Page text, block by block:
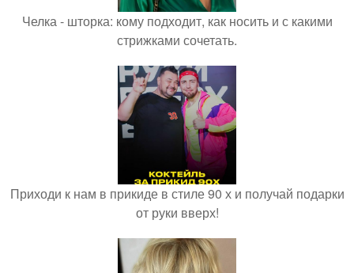
Челка - шторка: кому подходит, как носить и с какими
стрижками сочетать.
Приходи к нам в прикиде в стиле 90 х и получай подарки
от руки вверх!